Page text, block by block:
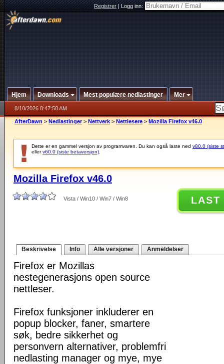
Registrer|Logg inn:
Hjem Downloads Mest populære nedlastinger Mer
8/10/2026 8:47:50 AM
AfterDawn > Nedlastinger > Nettverk > Nettlesere > Mozilla Firefox v46.0
Dette er en gammel versjon av programvaren. Du kan også laste ned v80.0 (siste
ellerv60.0 (siste betaversjon)
Mozilla Firefox v46.0
Vista / Win10 / Win7 / Win8 LAST
Beskrivelse Info Alle versjoner Anmeldelser
Firefox er Mozillas
nestegenerasjons open source
nettleser.
Firefox funksjoner inkluderer en
popup blocker, faner, smartere
søk, bedre sikkerhet og
personvern alternativer, problemfri
nedlasting manager og mye, mye